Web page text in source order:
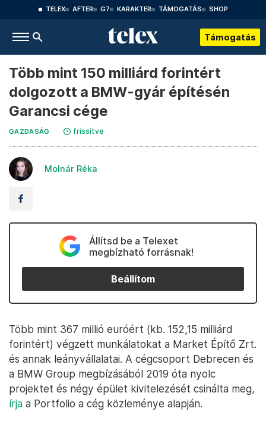
TELEX AFTER G7 KARAKTER TÁMOGATÁS SHOP
Támogatás
Több mint 150 milliárd forintért
dolgozott a BMW-gyár építésén
Garancsi cége
GAZDASÁG frissítve
Molnár Réka
Állítsd be a Telexet
megbízható forrásnak!
Beállítom
Több mint 367 millió euróért (kb. 152,15 milliárd
forintért) végzett munkálatokat a Market Építő Zrt.
és annak leányvállalatai. A cégcsoport Debrecen és
a BMW Group megbízásából 2019 óta nyolc
projektet és négy épület kivitelezését csinálta meg,
írja a Portfolio a cég közleménye alapján.